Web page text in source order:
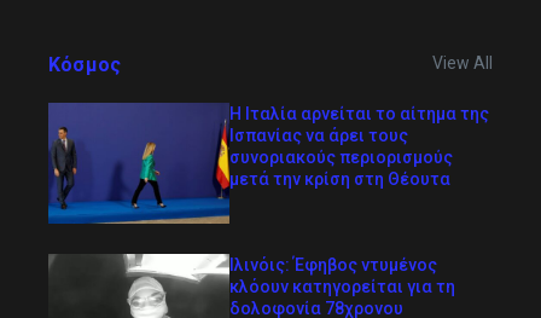
Κόσμος View All
Η Ιταλία αρνείται το αίτημα της
Ισπανίας να άρει τους
συνοριακούς περιορισμούς
μετά την κρίση στη Θέουτα
Ιλινόις: Έφηβος ντυμένος
κλόουν κατηγορείται για τη
δολοφονία 78χρονου